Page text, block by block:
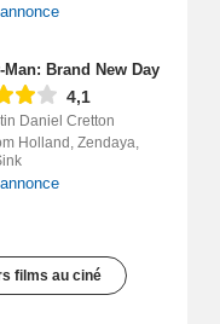
Brand New Day
4,1
Daniel Cretton
Holland, Zendaya,
films au ciné